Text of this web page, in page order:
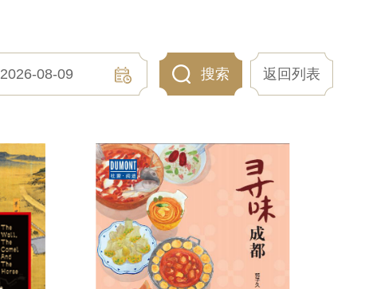
2026-08-09 搜索 返回列表